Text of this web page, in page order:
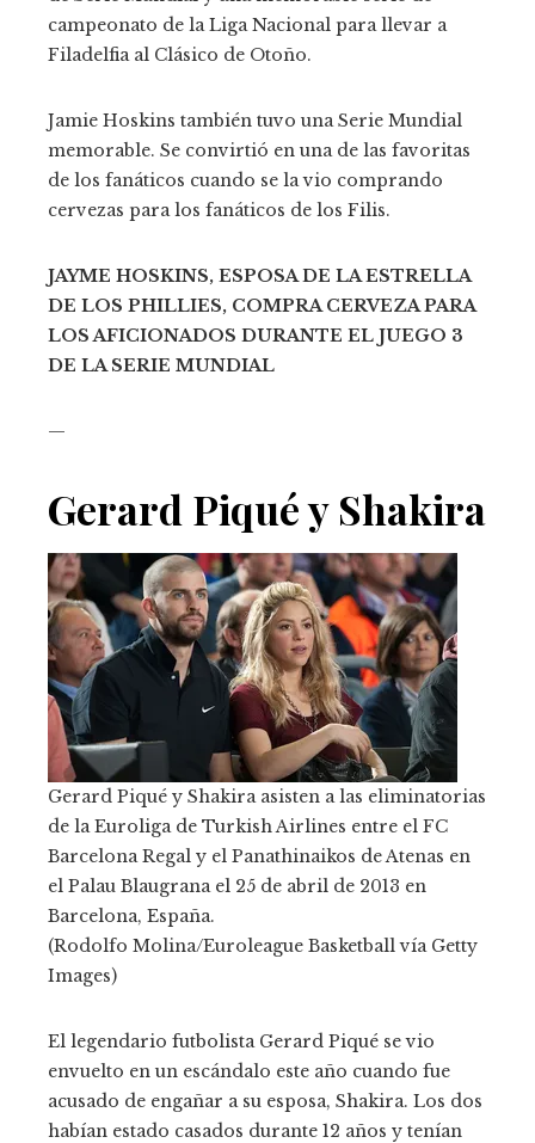
campeonato de la Liga Nacional para llevar a
Filadelfia al Clásico de Otoño.
Jamie Hoskins también tuvo una Serie Mundial
memorable. Se convirtió en una de las favoritas
de los fanáticos cuando se la vio comprando
cervezas para los fanáticos de los Filis.
JAYME HOSKINS, ESPOSA DE LA ESTRELLA
DE LOS PHILLIES, COMPRA CERVEZA PARA
LOS AFICIONADOS DURANTE EL JUEGO 3
DE LA SERIE MUNDIAL
—
Gerard Piqué y Shakira
Gerard Piqué y Shakira asisten a las eliminatorias
de la Euroliga de Turkish Airlines entre el FC
Barcelona Regal y el Panathinaikos de Atenas en
el Palau Blaugrana el 25 de abril de 2013 en
Barcelona, ​​España.
(Rodolfo Molina/Euroleague Basketball vía Getty
Images)
El legendario futbolista Gerard Piqué se vio
envuelto en un escándalo este año cuando fue
acusado de engañar a su esposa, Shakira. Los dos
habían estado casados ​​durante 12 años y tenían